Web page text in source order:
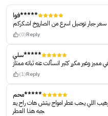
فوا*****
سعر جبار توصيل اسرع من الصاروخ اشكركم
(0)Reply
سلي*****
وغير مكرر كثير انسألت عنه ثباته ممتاز
(1)Reply
محم*****
اللي يحب عطر امواج بيتش هات راح يع
جبه هذا العطر